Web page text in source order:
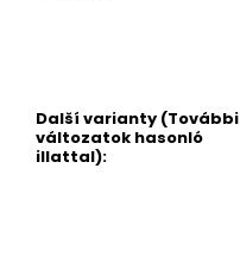
Další varianty (További
változatok hasonló
illattal):